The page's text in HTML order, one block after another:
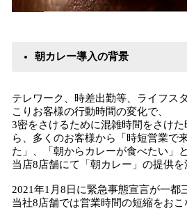
朝カレー導入の背景
テレワーク、時差出勤等、ライフス
こりお客様の行動時間の変化で、
3密をさけるために混雑時間をさけ
ら、多くのお客様から「時短営業で
た」、「朝からカレーが食べたい」
当店8店舗にて「朝カレー」の提供を
2021年1月8日に緊急事態宣言が一都
当社8店舗では営業時間の短縮をお